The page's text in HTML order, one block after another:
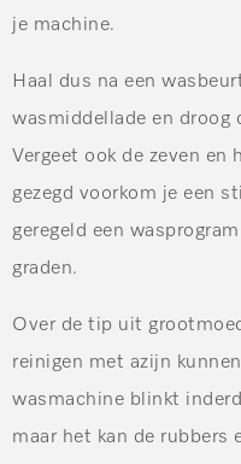
je machine.
Haal dus na een
wasmiddellade en droog
Vergeet ook de zeven
gezegd voorkom je een
geregeld een
graden.
Over de tip uit
reinigen met azijn
wasmachine blinkt
maar het kan de rubbers